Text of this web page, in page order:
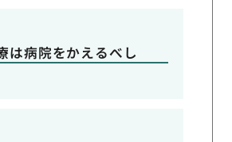
は病院をかえるべし